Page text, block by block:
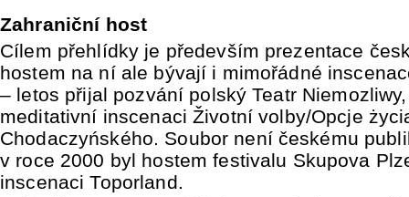
Zahraniční host
Cílem přehlídky je především prezentace
hostem na ní ale bývají i mimořádné
– letos přijal pozvání polský Teatr
meditativní inscenaci Životní volby/Opcje
Chodaczyńského. Soubor není českému
v roce 2000 byl hostem festivalu Skupova
inscenaci Toporland.